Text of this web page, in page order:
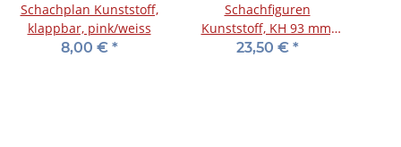
Schachplan Kunststoff,
klappbar, pink/weiss
8,00 € *
Schachfiguren
Kunststoff, KH 93 mm,
blau/weiß, im
23,50 € *